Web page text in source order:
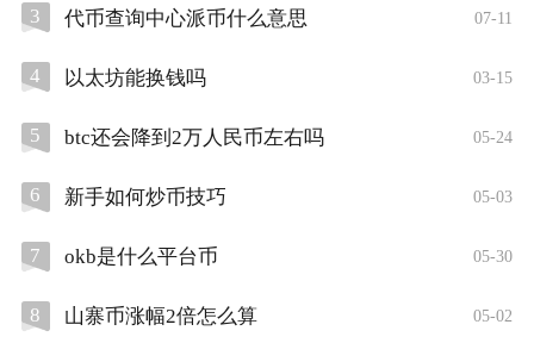
3 代币查询中心派币什么意思 07-11
4 以太坊能换钱吗 03-15
5 btc还会降到2万人民币左右吗 05-24
6 新手如何炒币技巧 05-03
7 okb是什么平台币 05-30
8 山寨币涨幅2倍怎么算 05-02